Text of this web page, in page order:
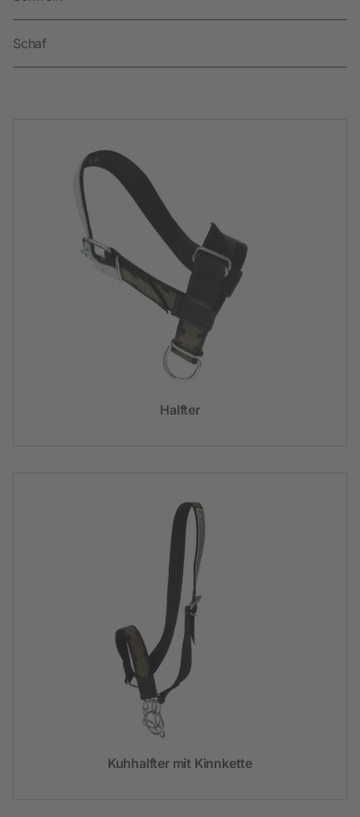
Schaf
Halfter
Kuhhalfter mit Kinnkette